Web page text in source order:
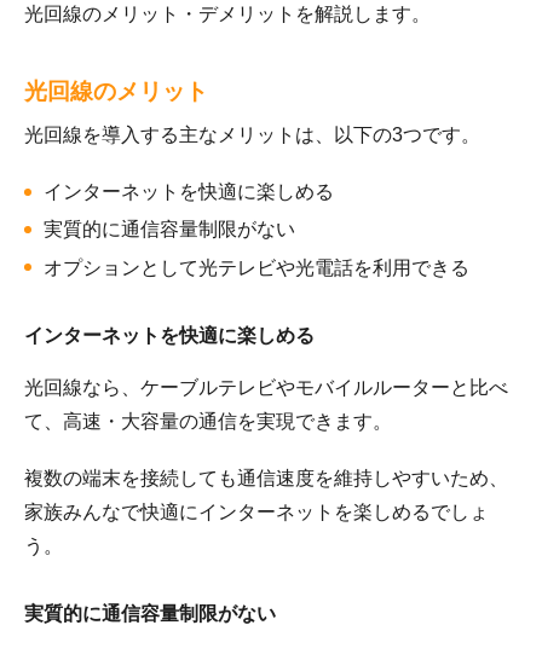
光回線のメリット・デメリットを解説します。
光回線のメリット
光回線を導入する主なメリットは、以下の3つです。
インターネットを快適に楽しめる
実質的に通信容量制限がない
オプションとして光テレビや光電話を利用できる
インターネットを快適に楽しめる
光回線なら、ケーブルテレビやモバイルルーターと比べ
て、高速・大容量の通信を実現できます。
複数の端末を接続しても通信速度を維持しやすいため、
家族みんなで快適にインターネットを楽しめるでしょ
う。
実質的に通信容量制限がない